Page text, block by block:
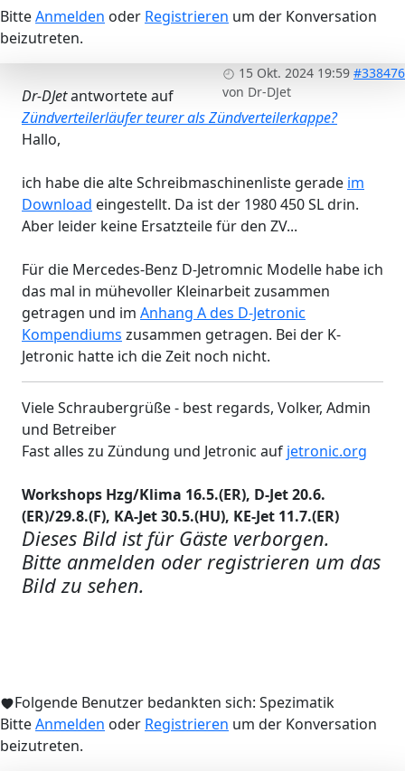
BitteAnmelden oder Registrieren um der Konversation
beizutreten.
15 Okt. 2024 19:59 #338476
von Dr-DJet
Dr-DJetantwortete auf
Zündverteilerläufer teurer als Zündverteilerkappe?
Hallo,
ich habe die alte Schreibmaschinenliste gerade im
Download eingestellt. Da ist der 1980 450 SL drin.
Aber leider keine Ersatzteile für den ZV...
Für die Mercedes-Benz D-Jetromnic Modelle habe ich
das mal in mühevoller Kleinarbeit zusammen
getragen und im Anhang A des D-Jetronic
Kompendiums zusammen getragen. Bei der K-
Jetronic hatte ich die Zeit noch nicht.
Viele Schraubergrüße - best regards, Volker, Admin
und Betreiber
Fast alles zu Zündung und Jetronic auf jetronic.org
Workshops Hzg/Klima 16.5.(ER), D-Jet 20.6.
(ER)/29.8.(F), KA-Jet 30.5.(HU), KE-Jet 11.7.(ER)
Dieses Bild ist für Gäste verborgen.
Bitte anmelden oder registrieren um das
Bild zu sehen.
Folgende Benutzer bedankten sich: Spezimatik
BitteAnmelden oder Registrieren um der Konversation
beizutreten.